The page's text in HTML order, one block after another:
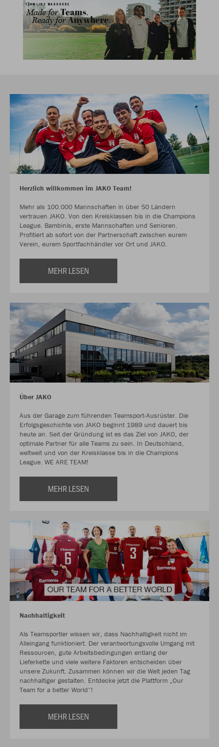
Herzlich willkommen im JAKO Team!
Mehr als 100.000 Mannschaften in über 50 Ländern
vertrauen JAKO. Von den Kreisklassen bis in die Champions
League. Bambinis, erste Mannschaften und Senioren.
Profitiert ab sofort von der Partnerschaft zwischen eurem
Verein, eurem Sportfachhändler vor Ort und JAKO.
MEHR LESEN
Über JAKO
Aus der Garage zum führenden Teamsport-Ausrüster. Die
Erfolgsgeschichte von JAKO beginnt 1989 und dauert bis
heute an. Seit der Gründung ist es das Ziel von JAKO, der
optimale Partner für alle Teams zu sein. In Deutschland,
weltweit und von der Kreisklasse bis in die Champions
League. WE ARE TEAM!
MEHR LESEN
Nachhaltigkeit
Als Teamsportler wissen wir, dass Nachhaltigkeit nicht im
Alleingang funktioniert. Der verantwortungsvolle Umgang mit
Ressourcen, gute Arbeitsbedingungen entlang der
Lieferkette und viele weitere Faktoren entscheiden über
unsere Zukunft. Zusammen können wir die Welt jeden Tag
nachhaltiger gestalten. Entdecke jetzt die Plattform „Our
Team for a better World“!
MEHR LESEN